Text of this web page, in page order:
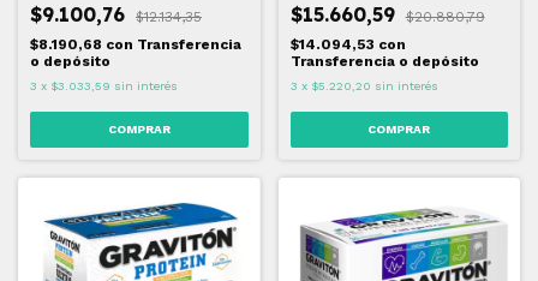
$9.100,76
$12.134,35
$8.190,68 con Transferencia
o depósito
3 x $3.033,59 sin interés
$15.660,59
$20.880,79
$14.094,53 con
Transferencia o depósito
3 x $5.220,20 sin interés